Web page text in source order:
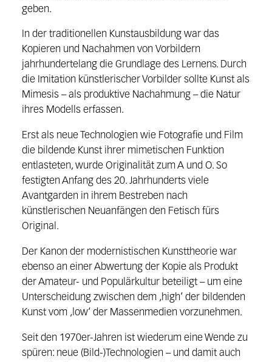
geben.
In der traditionellen Kunstausbildung war das
Kopieren und Nachahmen von Vorbildern
jahrhundertelang die Grundlage des Lernens. Durch
die Imitation künstlerischer Vorbilder sollte Kunst als
Mimesis – als produktive Nachahmung – die Natur
ihres Modells erfassen.
Erst als neue Technologien wie Fotografie und Film
die bildende Kunst ihrer mimetischen Funktion
entlasteten, wurde Originalität zum A und O. So
festigten Anfang des 20. Jahrhunderts viele
Avantgarden in ihrem Bestreben nach
künstlerischen Neuanfängen den Fetisch fürs
Original.
Der Kanon der modernistischen Kunsttheorie war
ebenso an einer Abwertung der Kopie als Produkt
der Amateur- und Populärkultur beteiligt – um eine
Unterscheidung zwischen dem ‚high‘ der bildenden
Kunst vom ‚low‘ der Massenmedien vorzunehmen.
Seit den 1970er-Jahren ist wiederum eine Wende zu
spüren: neue (Bild-)Technologien – und damit auch